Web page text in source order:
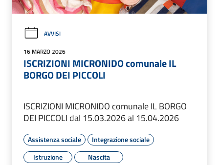
AVVISI
16 MARZO 2026
ISCRIZIONI MICRONIDO comunale IL
BORGO DEI PICCOLI
ISCRIZIONI MICRONIDO comunale IL BORGO
DEI PICCOLI dal 15.03.2026 al 15.04.2026
Assistenza sociale
Integrazione sociale
Istruzione
Nascita